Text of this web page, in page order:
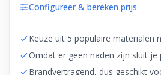
Configureer & bereken prijs
Keuze uit 5 populaire materialen
Omdat er geen naden zijn sluit
Brandvertragend, dus geschikt